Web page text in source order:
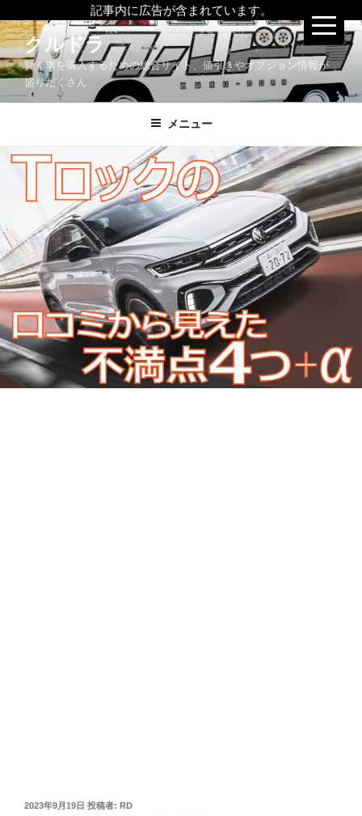
記事内に広告が含まれています。
コ
ン
テ
ツ
キ
クルドラ
賢く車を購入するための総合サイト、値引きやオプション情報が
盛りだくさん
メニュー
投
2023年9月19日 投稿者: RD